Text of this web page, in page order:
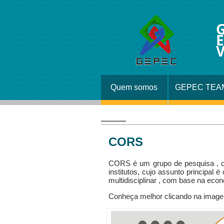
Quem somos GEPEC
CORS
CORS é um grupo de pesquisa ,
institutos, cujo assunto principal
multidisciplinar , com base na
Conheça melhor clicando na